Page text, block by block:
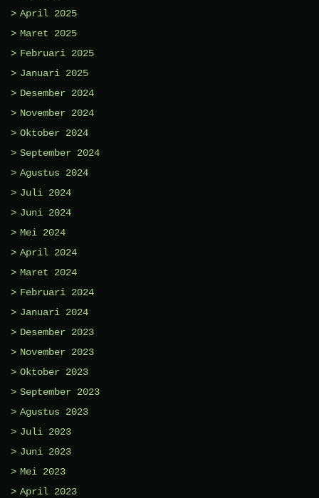
April 2025
Maret 2025
Februari 2025
Januari 2025
Desember 2024
November 2024
Oktober 2024
September 2024
Agustus 2024
Juli 2024
Juni 2024
Mei 2024
April 2024
Maret 2024
Februari 2024
Januari 2024
Desember 2023
November 2023
Oktober 2023
September 2023
Agustus 2023
Juli 2023
Juni 2023
Mei 2023
April 2023